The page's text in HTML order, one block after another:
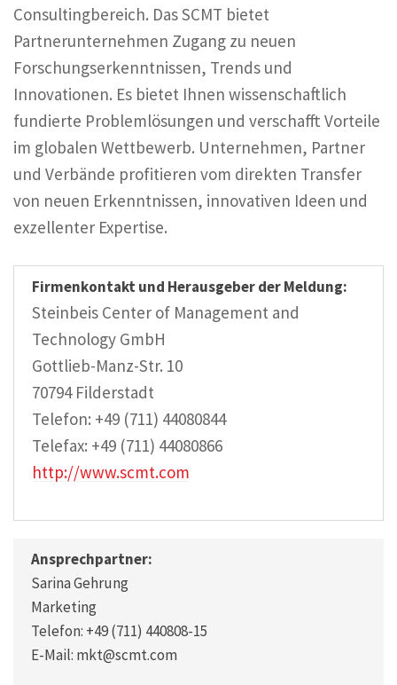
Consultingbereich. Das SCMT bietet
Partnerunternehmen Zugang zu neuen
Forschungserkenntnissen, Trends und
Innovationen. Es bietet Ihnen wissenschaftlich
fundierte Problemlösungen und verschafft Vorteile
im globalen Wettbewerb. Unternehmen, Partner
und Verbände profitieren vom direkten Transfer
von neuen Erkenntnissen, innovativen Ideen und
exzellenter Expertise.
Firmenkontakt und Herausgeber der Meldung:
Steinbeis Center of Management and
Technology GmbH
Gottlieb-Manz-Str. 10
70794 Filderstadt
Telefon: +49 (711) 44080844
Telefax: +49 (711) 44080866
http://www.scmt.com
Ansprechpartner:
Sarina Gehrung
Marketing
Telefon: +49 (711) 440808-15
E-Mail: mkt@scmt.com